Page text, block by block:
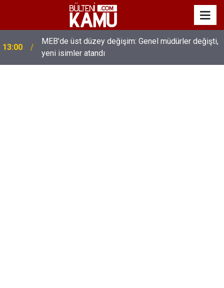
13:00
MEB’de üst düzey değişim: Genel müdürler değişti,
yeni isimler atandı